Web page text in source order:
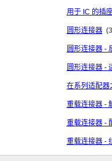
用于 IC 的插
圆形连接器
圆形连接器 -
圆形连接器 -
在系列适配器
重载连接器 -
重载连接器 -
重载连接器 -